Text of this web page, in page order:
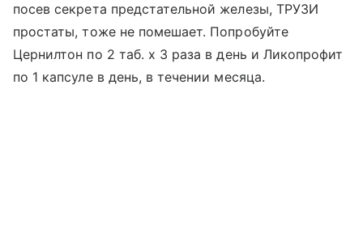
посев секрета предстательной железы, ТРУЗИ
простаты, тоже не помешает. Попробуйте
Цернилтон по 2 таб. х 3 раза в день и Ликопрофит
по 1 капсуле в день, в течении месяца.